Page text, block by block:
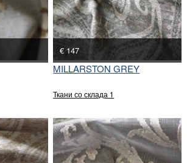
€ 147
MILLARSTON GREY
Ткани со склада 1